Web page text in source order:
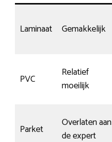
Laminaat Gemakkelijk
PVC
Relatief
moeilijk
Parket
Overlaten aan
de expert